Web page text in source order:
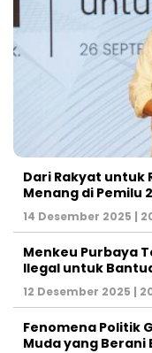
Dari Rakyat untuk
Menang di Pemilu
14 Desember 2025 |
Menkeu Purbaya
Ilegal untuk
12 Desember 2025 |
Fenomena Politik
Muda yang Berani